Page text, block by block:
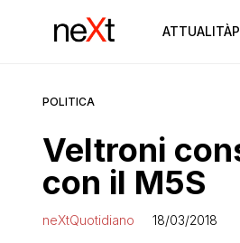
ATTUALITÀ
POLITICA
Veltroni
con il M5S
neXtQuotidiano 18/03/2018